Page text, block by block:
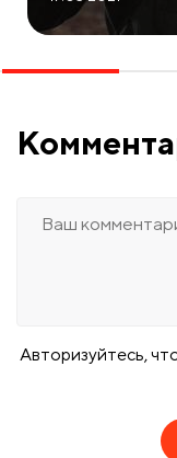
Авторизуйтесь,